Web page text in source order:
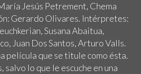
Jesús Petrement, Chema
Gerardo Olivares. Intérpretes:
Susana Abaitua,
Juan Dos Santos, Arturo Valls.
película que se titule como ésta.
salvo lo que le escuche en una